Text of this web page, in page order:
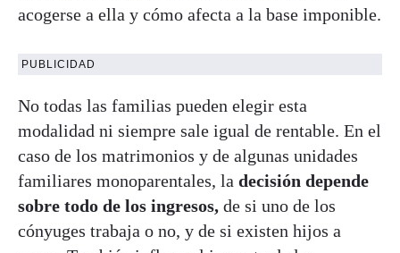
acogerse a ella y cómo afecta a la base imponible.
PUBLICIDAD
No todas las familias pueden elegir esta
modalidad ni siempre sale igual de rentable. En el
caso de los matrimonios y de algunas unidades
familiares monoparentales, la decisión depende
sobre todo de los ingresos, de si uno de los
cónyuges trabaja o no, y de si existen hijos a